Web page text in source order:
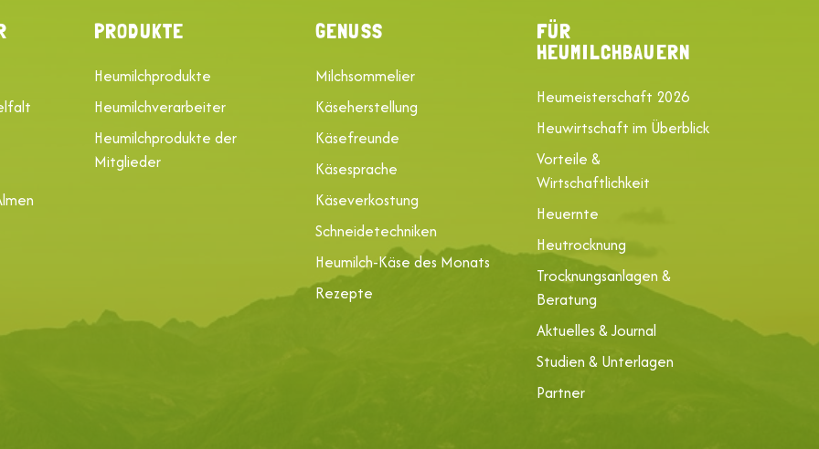
PRODUKTE
Heumilchprodukte
Heumilchverarbeiter
Heumilchprodukte der
Mitglieder
GENUSS
Milchsommelier
Käseherstellung
Käsefreunde
Käsesprache
Käseverkostung
Schneidetechniken
Heumilch-Käse des Monats
Rezepte
FÜR
HEUMILCHBAUERN
Heumeisterschaft 2026
Heuwirtschaft im Überblick
Vorteile &
Wirtschaftlichkeit
Heuernte
Heutrocknung
Trocknungsanlagen &
Beratung
Aktuelles & Journal
Studien & Unterlagen
Partner